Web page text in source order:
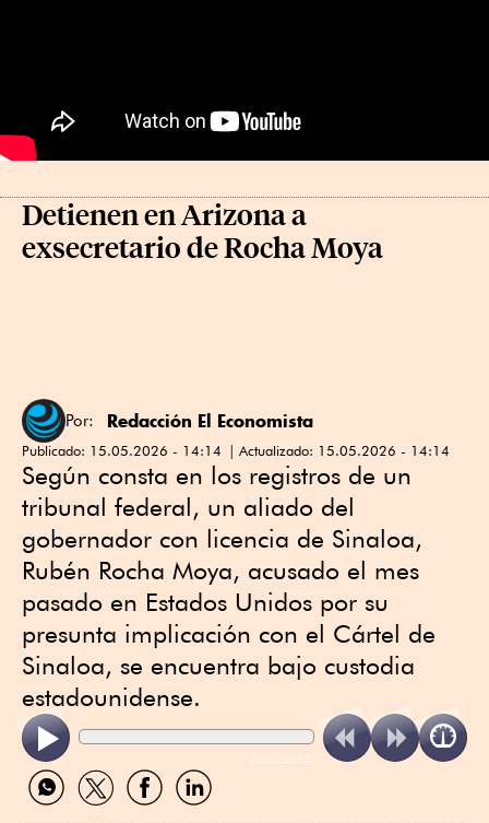
Detienen en Arizona a
exsecretario de Rocha Moya
Por: Redacción El Economista
Publicado: 15.05.2026 - 14:14 Actualizado: 15.05.2026 - 14:14
Según consta en los registros de un
tribunal federal, un aliado ⁠del
gobernador con licencia de Sinaloa,
Rubén Rocha Moya, acusado el mes
pasado en Estados Unidos ‌por su
presunta implicación con el Cártel de
Sinaloa, se encuentra bajo custodia ​
estadounidense.
ReadSpeaker
Compartir
por
Compartir
por
Compartir
por
Compartir
por